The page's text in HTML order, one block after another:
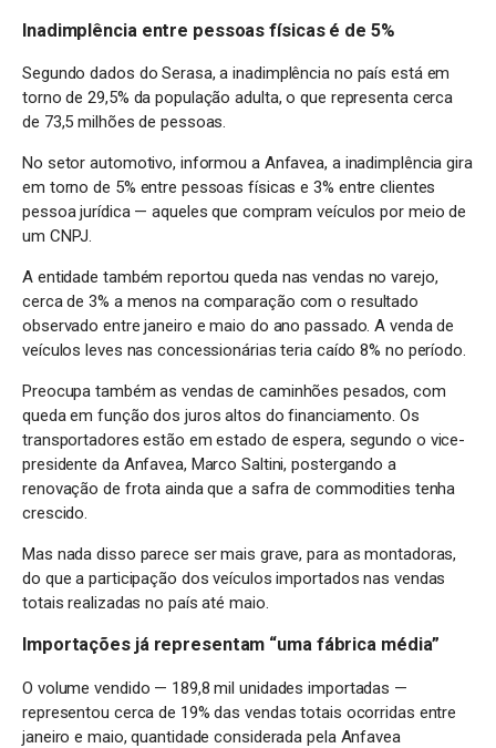
Inadimplência entre pessoas físicas é de 5%
Segundo dados do Serasa, a inadimplência no país está em
torno de 29,5% da população adulta, o que representa cerca
de 73,5 milhões de pessoas.
No setor automotivo, informou a Anfavea, a inadimplência gira
em torno de 5% entre pessoas físicas e 3% entre clientes
pessoa jurídica — aqueles que compram veículos por meio de
um CNPJ.
A entidade também reportou queda nas vendas no varejo,
cerca de 3% a menos na comparação com o resultado
observado entre janeiro e maio do ano passado. A venda de
veículos leves nas concessionárias teria caído 8% no período.
Preocupa também as vendas de caminhões pesados, com
queda em função dos juros altos do financiamento. Os
transportadores estão em estado de espera, segundo o vice-
presidente da Anfavea, Marco Saltini, postergando a
renovação de frota ainda que a safra de commodities tenha
crescido.
Mas nada disso parece ser mais grave, para as montadoras,
do que a participação dos veículos importados nas vendas
totais realizadas no país até maio.
Importações já representam “uma fábrica média”
O volume vendido — 189,8 mil unidades importadas —
representou cerca de 19% das vendas totais ocorridas entre
janeiro e maio, quantidade considerada pela Anfavea